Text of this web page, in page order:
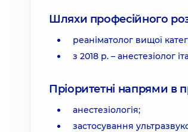
Шляхи професійного
реаніматолог вищої
з 2018 р. – анестезіолог
Пріоритетні напрями в
анестезіологія;
застосування